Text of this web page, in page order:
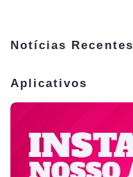
Notícias Recentes
Aplicativos